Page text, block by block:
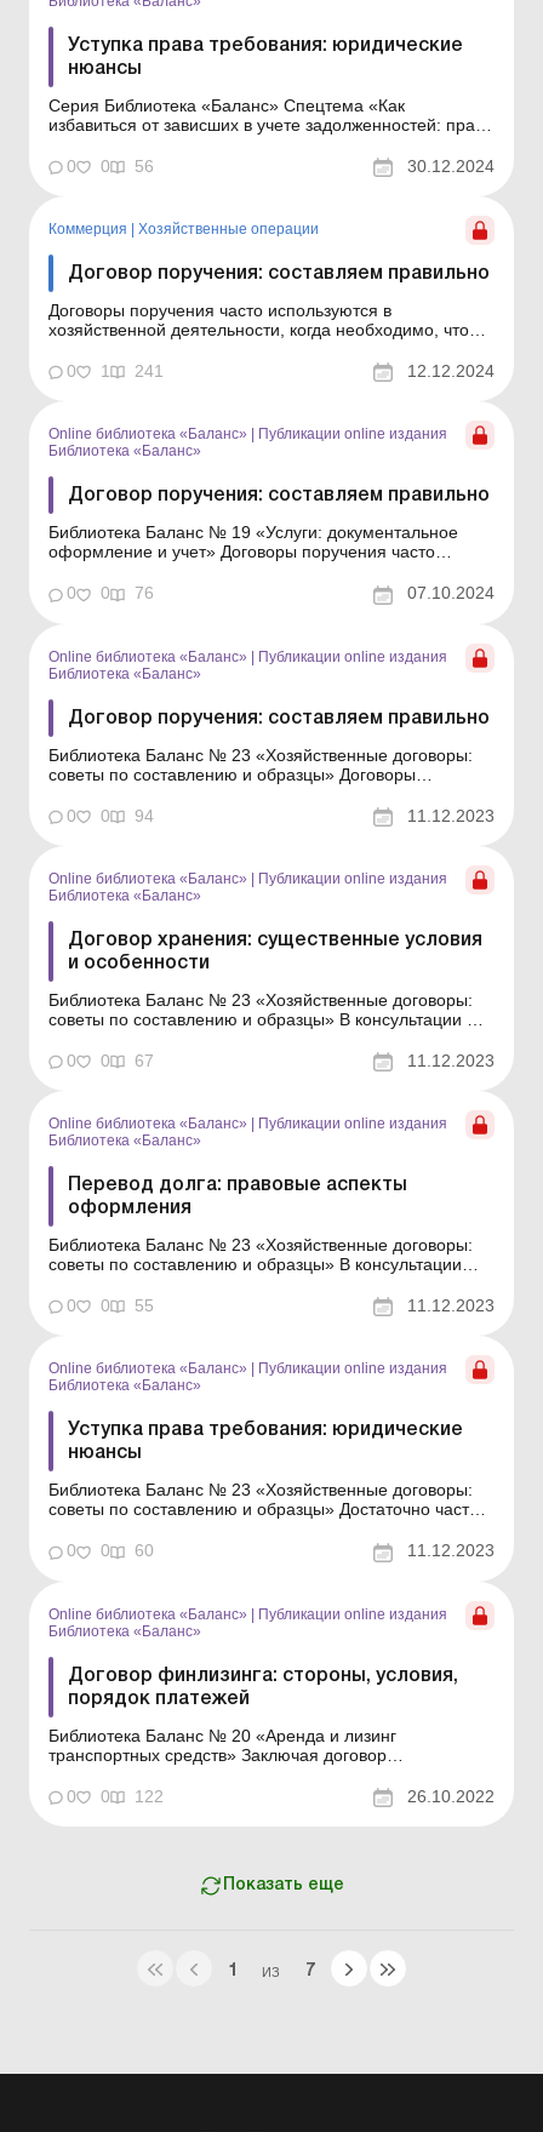
Уступка права требования: юридические
нюансы
Серия Библиотека «Баланс» Спецтема «Как
избавиться от зависших в учете задолженностей: право
заменить стороны в договорных отношениях. С этой
целью можно заключить договор об уступке права
0 0 56 30.12.2024
Коммерция Хозяйственные операции
Договор поручения: составляем правильно
Договоры поручения часто используются в
хозяйственной деятельности, когда необходимо, чтобы
Например, они используются для предоставления
разных юридических услуг (распоряжение
претензий), услуг с участием брокер...
0 1 241 12.12.2024
Online библиотека «Баланс»
Публикации online издания
Библиотека «Баланс»
Договор поручения: составляем правильно
Библиотека Баланс № 19 «Услуги: документальное
оформление и учет» Договоры поручения часто
необходимо, чтобы посредник действовал от имени
доверителя. Например, они используются для
(распоряжение им...
0 0 76 07.10.2024
Online библиотека «Баланс» | Публикации online издания
Библиотека «Баланс»
Договор поручения: составляем правильно
Библиотека Баланс № 23 «Хозяйственные договоры:
советы по составлению и образцы» Договоры
деятельности, когда необходимо, чтобы посредник
действовал от имени доверителя. Например, они
юридических услуг (...
0 0 94 11.12.2023
Online библиотека «Баланс» | Публикации online издания
Библиотека «Баланс»
Договор хранения: существенные условия
и особенности
Библиотека Баланс № 23 «Хозяйственные договоры:
советы по составлению и образцы» В консультации мы
хранения. В частности, ответим на следующие
0 0 67 11.12.2023
Online библиотека «Баланс»
Публикации online издания
Библиотека «Баланс»
Перевод долга: правовые аспекты
оформления
Библиотека Баланс № 23 «Хозяйственные договоры:
советы по составлению и образцы» В консультации
переводе долга, и приведем образец такого договора.
0 0 55 11.12.2023
Online библиотека «Баланс»
Публикации online издания
Библиотека «Баланс»
Уступка права требования: юридические
нюансы
Библиотека Баланс № 23 «Хозяйственные договоры:
советы по составлению и образцы» Достаточно часто
договорных отношениях. С этой целью можно
заключить договор об уступке права требования. При
долж...
0 0 60 11.12.2023
Online библиотека «Баланс» | Публикации online издания
Библиотека «Баланс»
Договор финлизинга: стороны, условия,
порядок платежей
Библиотека Баланс № 20 «Аренда и лизинг
транспортных средств» Заключая договор
– СХ) получает во владение и пользование новый
объект основных средств, например автомобиль. По
0 0 122 26.10.2022
Показать еще
1 ИЗ 7